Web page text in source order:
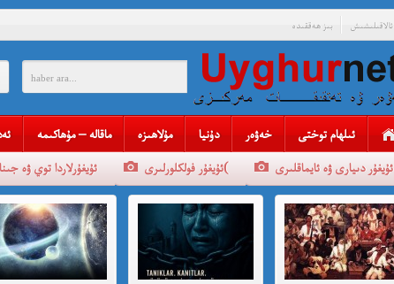
بىز ھەققىدە ئالاقىلىشىش
ئىلھام توختى خەۋەر دۇنيا مۇلاھىزە ماقالە – مۇھاكىمە
ئۇيغۇر دىيارى ۋە ئايماقلىرى ئۇيغۇر فولكلورلىرى( ئۇيغۇرلاردا توي ۋە